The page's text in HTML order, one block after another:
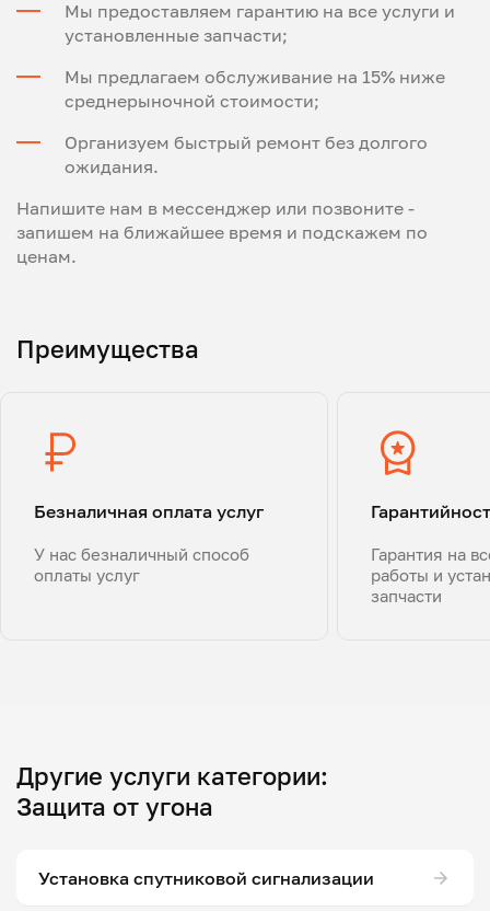
Мы предоставляем гарантию на все услуги и
установленные запчасти;
Мы предлагаем обслуживание на 15% ниже
среднерыночной стоимости;
Организуем быстрый ремонт без долгого
ожидания.
Напишите нам в мессенджер или позвоните -
запишем на ближайшее время и подскажем по
ценам.
Преимущества
Безналичная оплата услуг
У нас безналичный способ
оплаты услуг
Гарантия на
работы и
запчасти
Другие услуги категории:
Защита от угона
Установка спутниковой сигнализации